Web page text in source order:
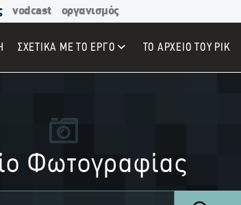
vodcast οργανισμός
ΣΧΕΤΙΚΑ ΜΕ ΤΟ ΕΡΓΟ ΤΟ ΑΡΧΕΙΟ ΤΟΥ ΡΙΚ
Φωτογραφίας